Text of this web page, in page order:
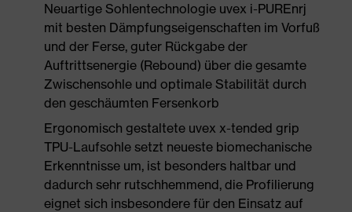
Neuartige Sohlentechnologie uvex i-PUREnrj
mit besten Dämpfungseigenschaften im Vorfuß
und der Ferse, guter Rückgabe der
Auftrittsenergie (Rebound) über die gesamte
Zwischensohle und optimale Stabilität durch
den geschäumten Fersenkorb
Ergonomisch gestaltete uvex x-tended grip
TPU-Laufsohle setzt neueste biomechanische
Erkenntnisse um, ist besonders haltbar und
dadurch sehr rutschhemmend, die Profilierung
eignet sich insbesondere für den Einsatz auf